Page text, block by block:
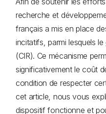
recherche et
français a mis en place
incitatifs, parmi lesquels le
(CIR). Ce mécanisme
significativement le coût
condition de respecter
cet article, nous vous
dispositif fonctionne et